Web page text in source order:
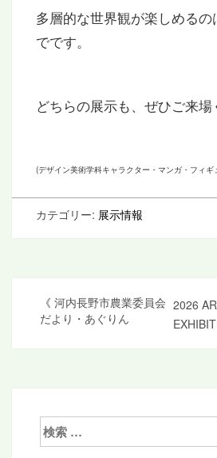
多層的な世界観が楽しめるの
でです。
どちらの展示も、ぜひご来場
(デザイン美術学科キャラクター・マンガ・フィ
カテゴリー: 展示情報
《 河内長野市農業委員会
だより・あぐりん
2026
検
索: